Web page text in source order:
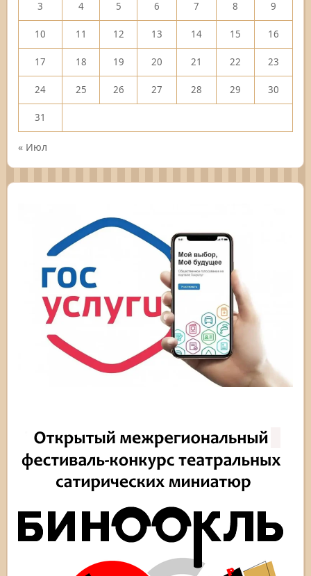
3 4 5 6 7 8 9
10 11 12 13 14 15 16
17 18 19 20 21 22 23
24 25 26 27 28 29 30
31
« Июл